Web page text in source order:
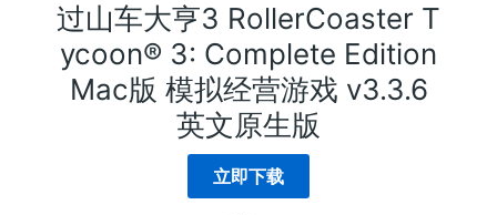
过山车大亨3 RollerCoaster T
ycoon® 3: Complete Edition
Mac版 模拟经营游戏 v3.3.6
英文原生版
立即下载